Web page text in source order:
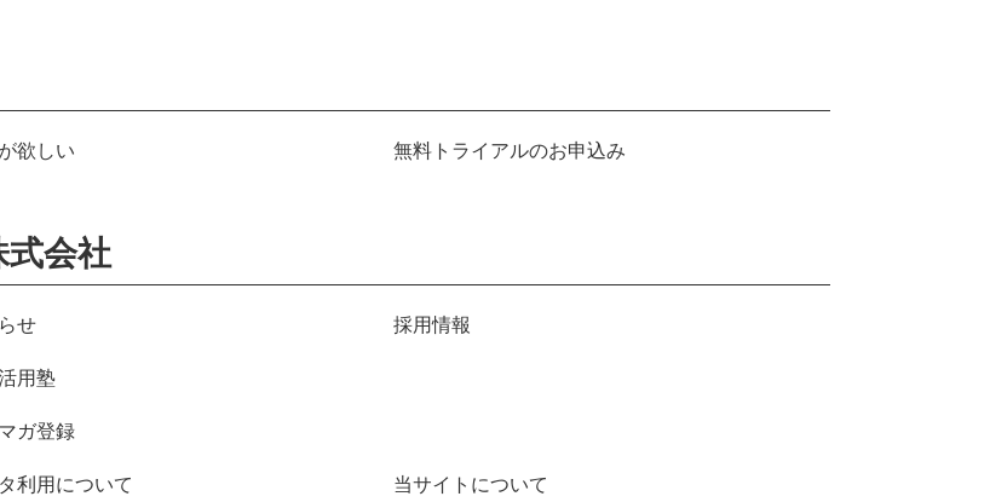
欲しい 無料トライアルのお申込み
会社
せ
採用情報
用塾
ガ登録
利用について 当サイトについて